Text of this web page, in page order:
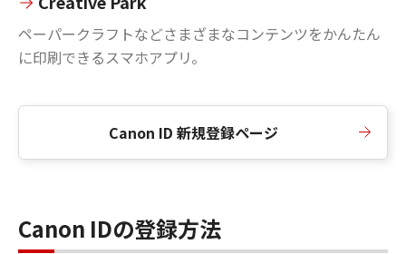
ペーパークラフトなどさまざまなコンテンツをかんたん
に印刷できるスマホアプリ。
Canon ID 新規登録ページ
Canon IDの登録方法